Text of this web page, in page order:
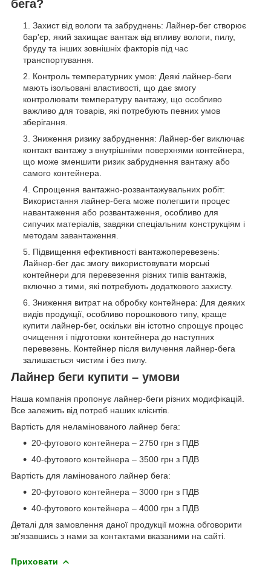
бега?
Захист від вологи та забруднень: Лайнер-бег створює
бар'єр, який захищає вантаж від впливу вологи, пилу,
бруду та інших зовнішніх факторів під час
транспортування.
Контроль температурних умов: Деякі лайнер-беги
мають ізольовані властивості, що дає змогу
контролювати температуру вантажу, що особливо
важливо для товарів, які потребують певних умов
зберігання.
Зниження ризику забруднення: Лайнер-бег виключає
контакт вантажу з внутрішніми поверхнями контейнера,
що може зменшити ризик забруднення вантажу або
самого контейнера.
Спрощення вантажно-розвантажувальних робіт:
Використання лайнер-бега може полегшити процес
навантаження або розвантаження, особливо для
сипучих матеріалів, завдяки спеціальним конструкціям і
методам завантаження.
Підвищення ефективності вантажоперевезень:
Лайнер-бег дає змогу використовувати морські
контейнери для перевезення різних типів вантажів,
включно з тими, які потребують додаткового захисту.
Зниження витрат на обробку контейнера: Для деяких
видів продукції, особливо порошкового типу, краще
купити лайнер-бег, оскільки він істотно спрощує процес
очищення і підготовки контейнера до наступних
перевезень. Контейнер після вилучення лайнер-бега
залишається чистим і без пилу.
Лайнер беги купити – умови
Наша компанія пропонує лайнер-беги різних модифікацій.
Все залежить від потреб наших клієнтів.
Вартість для неламінованого лайнер бега:
20-футового контейнера – 2750 грн з ПДВ
40-футового контейнера – 3500 грн з ПДВ
Вартість для ламінованого лайнер бега:
20-футового контейнера – 3000 грн з ПДВ
40-футового контейнера – 4000 грн з ПДВ
Деталі для замовлення даної продукції можна обговорити
зв'язавшись з нами за контактами вказаними на сайті.
Приховати